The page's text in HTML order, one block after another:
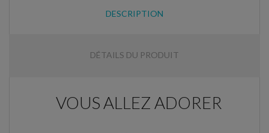
DESCRIPTION
DÉTAILS DU PRODUIT
VOUS ALLEZ ADORER